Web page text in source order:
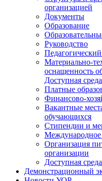
организацией
Документы
Образование
Руководство
Педагогический
Материально-
оснащенность
Доступная среда
Платные
Финансово-
Вакантные
обучающихся
Стипендии и
Международное
Организация
организации
Доступная среда
Демонстрационный